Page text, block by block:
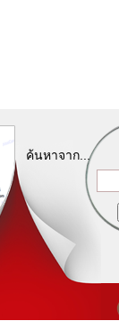
ค้นหาจาก...